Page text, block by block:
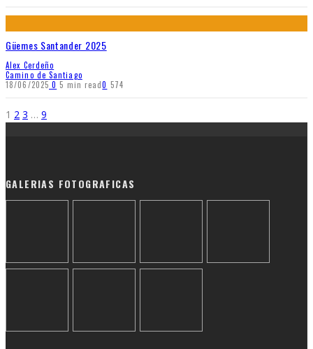
Güemes Santander 2025
Alex Cerdeño
Camino de Santiago
18/06/2025 0 5 min read0 574
1 2 3 … 9
GALERIAS FOTOGRAFICAS